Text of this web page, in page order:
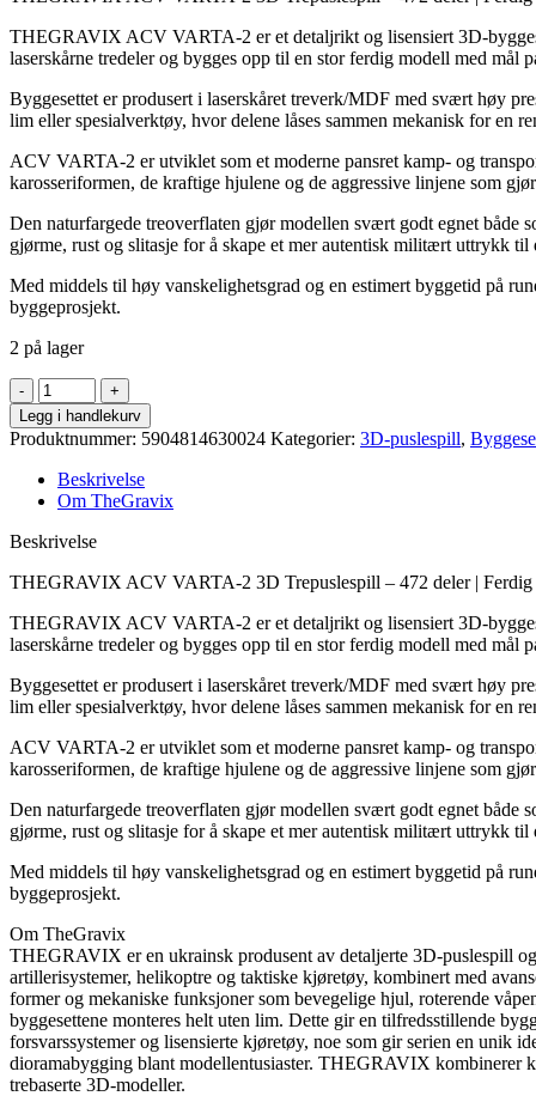
THEGRAVIX ACV VARTA-2 er et detaljrikt og lisensiert 3D-
laserskårne tredeler og bygges opp til en stor ferdig modell med mål
Byggesettet er produsert i laserskåret treverk/MDF med svært høy
lim eller spesialverktøy, hvor delene låses sammen mekanisk for en
ACV VARTA-2 er utviklet som et moderne pansret kamp- og
karosseriformen, de kraftige hjulene og de aggressive linjene som
Den naturfargede treoverflaten gjør modellen svært godt egnet både
gjørme, rust og slitasje for å skape et mer autentisk militært uttrykk til
Med middels til høy vanskelighetsgrad og en estimert byggetid på
byggeprosjekt.
2 på lager
Gravix
-
3D
trepuslespill
CAWV
Varta
472d
Legg i handlekurv
Produktnummer: 5904814630024 Kategorier: 3D-puslespill,
Beskrivelse
Om TheGravix
Beskrivelse
THEGRAVIX ACV VARTA-2 3D Trepuslespill – 472 deler | Ferdig
THEGRAVIX ACV VARTA-2 er et detaljrikt og lisensiert 3D-
laserskårne tredeler og bygges opp til en stor ferdig modell med mål
Byggesettet er produsert i laserskåret treverk/MDF med svært høy
lim eller spesialverktøy, hvor delene låses sammen mekanisk for en
ACV VARTA-2 er utviklet som et moderne pansret kamp- og
karosseriformen, de kraftige hjulene og de aggressive linjene som
Den naturfargede treoverflaten gjør modellen svært godt egnet både
gjørme, rust og slitasje for å skape et mer autentisk militært uttrykk til
Med middels til høy vanskelighetsgrad og en estimert byggetid på
byggeprosjekt.
Om TheGravix
THEGRAVIX er en ukrainsk produsent av detaljerte 3D-puslespill
artillerisystemer, helikoptre og taktiske kjøretøy, kombinert med
former og mekaniske funksjoner som bevegelige hjul, roterende
byggesettene monteres helt uten lim. Dette gir en tilfredsstillende
forsvarssystemer og lisensierte kjøretøy, noe som gir serien en
dioramabygging blant modellentusiaster. THEGRAVIX kombinerer
trebaserte 3D-modeller.